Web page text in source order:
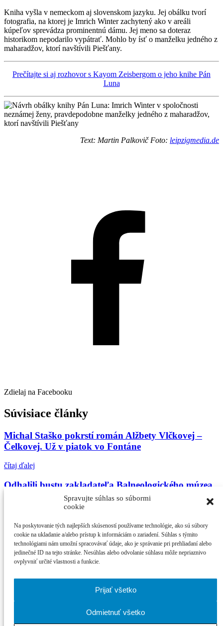
Spravujte súhlas so súbormi
cookie
Na poskytovanie tých najlepších skúseností používame technológie, ako sú súbory
cookie na ukladanie a/alebo prístup k informáciám o zariadení. Súhlas s týmito
technológiami nám umožní spracovávať údaje, ako je správanie pri prehliadaní alebo
jedinečné ID na tejto stránke. Nesúhlas alebo odvolanie súhlasu môže nepriaznivo
ovplyvniť určité vlastnosti a funkcie.
Prijať všetko
Odmietnuť všetko
Kniha vyšla v nemeckom aj slovenskom jazyku. Jej obálku tvorí
fotografia, na ktorej je Imrich Winter zachytený ako v areáli
kúpeľov sprevádza prominentnú dámu. Jej meno sa doteraz
historikom nepodarilo vypátrať. Mohlo by ísť o manželku jedného z
maharadžov, ktorí navštívili Piešťany.
Prečítajte si aj rozhovor s Kayom Zeisbergom o jeho knihe Pán
Luna
Text: Martin Palkovič Foto: leipzigmedia.de
Zdielaj na Facebooku
Súvisiace články
Michal Staško pokrstí román Alžbety Vlčkovej –
Čelkovej. Už v piatok vo Fontáne
čítaj ďalej
Odhalili bustu zakladateľa Balneologického múzea
V Balneologickom múzeu odhalia bustu Imricha
Wintera
čítaj ďalej
21. ročník MFF Cinematik otvorí svetová premi...
zPiešťan.sk